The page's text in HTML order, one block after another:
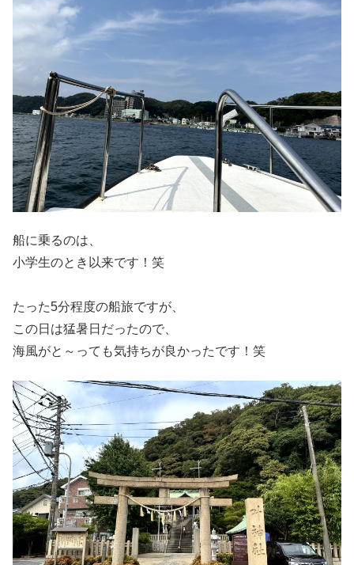
船に乗るのは、
小学生のとき以来です！笑
たった5分程度の船旅ですが、
この日は猛暑日だったので、
海風がと～っても気持ちが良かったです！笑